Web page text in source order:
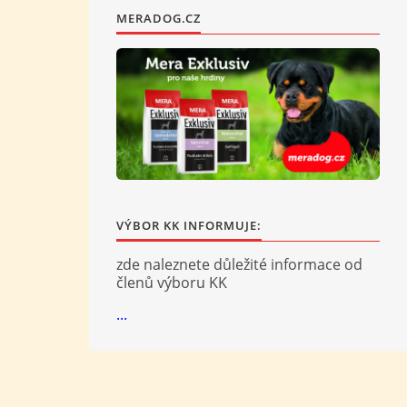
MERADOG.CZ
VÝBOR KK INFORMUJE:
zde naleznete důležité informace od
členů výboru KK
...